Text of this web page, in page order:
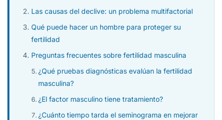
Las causas del declive: un problema multifactorial
Qué puede hacer un hombre para proteger su
fertilidad
Preguntas frecuentes sobre fertilidad masculina
¿Qué pruebas diagnósticas evalúan la fertilidad
masculina?
¿El factor masculino tiene tratamiento?
¿Cuánto tiempo tarda el seminograma en mejorar